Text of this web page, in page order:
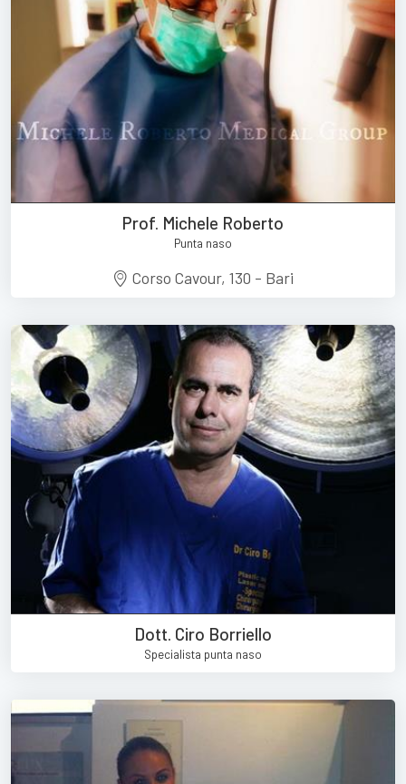
Prof. Michele Roberto
Punta naso
Corso Cavour, 130 - Bari
Dott. Ciro Borriello
Specialista punta naso